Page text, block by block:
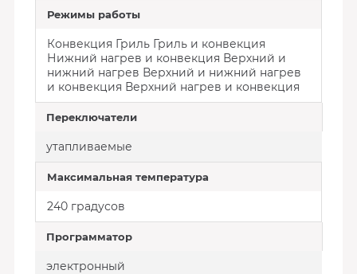
Режимы работы
Конвекция Гриль Гриль и конвекция
Нижний нагрев и конвекция Верхний и
нижний нагрев Верхний и нижний нагрев
и конвекция Верхний нагрев и конвекция
Переключатели
утапливаемые
Максимальная температура
240 градусов
Программатор
электронный